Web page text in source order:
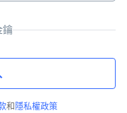
鑰
和 隱私權政策